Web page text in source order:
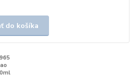
do košíka